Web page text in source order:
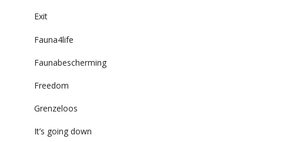
Exit
Fauna4life
Faunabescherming
Freedom
Grenzeloos
It’s going down